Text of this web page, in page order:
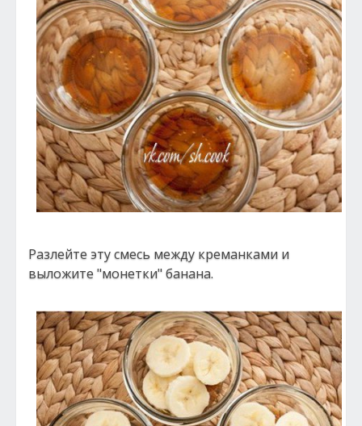
Разлейте эту смесь между креманками и
выложите "монетки" банана.